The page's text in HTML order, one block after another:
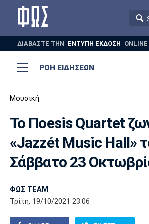
ΔΙΑΒΑΣΤΕ THN ΕΝΤΥΠΗ ΕΚΔΟΣΗ ONLINE
ΡΟΗ ΕΙΔΗΣΕΩΝ
ΠΟΛΟ
AUTO-MOTO PLUS
Ποδόσφαιρο
Super League 1
Super League 2
Γ Εθνική
Ελλάδα
Μπάσκετ
Ελλάδα
Εθνική
EuroLeague
Ολυμπιακοί Αγώνες
Βόλεϊ
Πόλο
Ολυμπιακός ΑΕΚ
Παναθηναϊκός
Μουσική
Το Πoesis Quartet
«Jazzét Music Hall»
Σάββατο 23
ΦΩΣ TEAM
Τρίτη, 19/10/2021 23:06